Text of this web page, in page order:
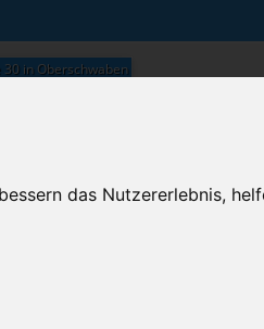
das Nutzererlebnis,
in Oberschwaben